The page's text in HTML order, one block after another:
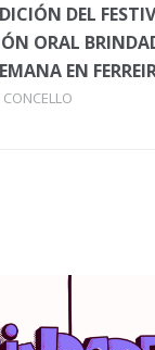
DEL
ORAL
EN
CONCELLO